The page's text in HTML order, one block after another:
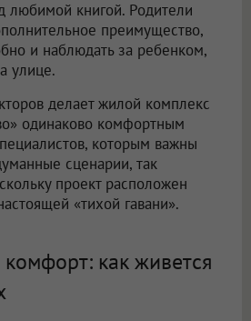
любимой книгой. Родители
преимущество,
и наблюдать за ребенком,
улице.
делает жилой комплекс
одинаково комфортным
которым важны
сценарии, так
проект расположен
«тихой гавани».
как живется